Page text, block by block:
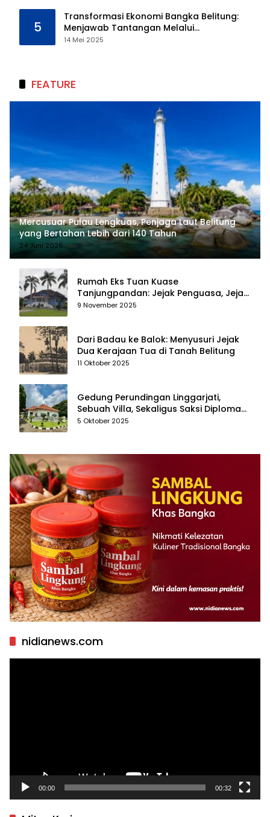
5
Transformasi Ekonomi Bangka Belitung:
Menjawab Tantangan Melalui
Pengelolaan Sumber Daya Alam yang
14 Mei 2025
FEATURE
Mercusuar Pulau Lengkuas, Penjaga Laut Belitung
yang Bertahan Lebih dari 140 Tahun
24 Juni 2026
Rumah Eks Tuan Kuase
Tanjungpandan: Jejak Penguasa, Jejak
Kenangan
9 November 2025
Dari Badau ke Balok: Menyusuri Jejak
Dua Kerajaan Tua di Tanah Belitung
11 Oktober 2025
Gedung Perundingan Linggarjati,
Sebuah Villa, Sekaligus Saksi Diplomasi
yang Mengubah Arah Bangsa
5 Oktober 2025
nidianews.com
00:00 00:32